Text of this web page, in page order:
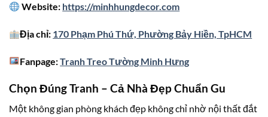
Website: https://minhhungdecor.com
Địa chỉ: 170 Phạm Phú Thứ, Phường Bảy Hiền, TpHCM
Fanpage:Tranh Treo Tường Minh Hưng
Chọn Đúng Tranh – Cả Nhà Đẹp Chuẩn Gu
Một không gian phòng khách đẹp không chỉ nhờ nội thất đắt